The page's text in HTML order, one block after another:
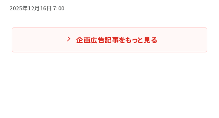
2025年12月16日 7:00
企画広告記事をもっと見る